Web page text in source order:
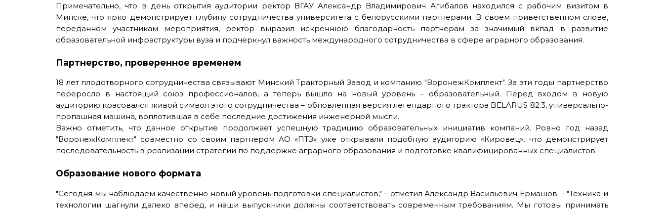
Примечательно, что в день открытия аудитории ректор ВГАУ Александр Владимирович Агибалов находился с рабочим визитом в
Минске, что ярко демонстрирует глубину сотрудничества университета с белорусскими партнерами. В своем приветственном слове,
переданном участникам мероприятия, ректор выразил искреннюю благодарность партнерам за значимый вклад в развитие
образовательной инфраструктуры вуза и подчеркнул важность международного сотрудничества в сфере аграрного образования.
Партнерство, проверенное временем
18 лет плодотворного сотрудничества связывают Минский Тракторный Завод и компанию "ВоронежКомплект". За эти годы партнерство
переросло в настоящий союз профессионалов, а теперь вышло на новый уровень – образовательный. Перед входом в новую
аудиторию красовался живой символ этого сотрудничества – обновленная версия легендарного трактора BELARUS 82.3, универсально-
пропашная машина, воплотившая в себе последние достижения инженерной мысли.
Важно отметить, что данное открытие продолжает успешную традицию образовательных инициатив компаний. Ровно год назад
"ВоронежКомплект" совместно со своим партнером АО «ПТЗ» уже открывали подобную аудиторию «Кировец», что демонстрирует
последовательность в реализации стратегии по поддержке аграрного образования и подготовке квалифицированных специалистов.
Образование нового формата
"Сегодня мы наблюдаем качественно новый уровень подготовки специалистов," – отметил Александр Васильевич Ермашов. – "Техника и
технологии шагнули далеко вперед, и наши выпускники должны соответствовать современным требованиям. Мы готовы принимать